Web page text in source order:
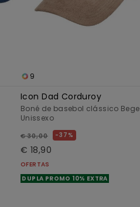
9
Icon Dad Corduroy
Boné de basebol clássico Bege
Unissexo
€ 30,00 37%
€ 18,90
OFERTAS
DUPLA PROMO 10% EXTRA